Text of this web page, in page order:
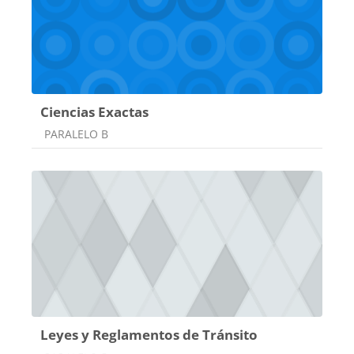
Ciencias Exactas
Categoría de cursos
PARALELO B
Leyes y Reglamentos de Tránsito